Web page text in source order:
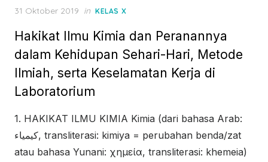
Posted
31 Oktober 2019 in KELAS X
Hakikat Ilmu Kimia dan Peranannya
dalam Kehidupan Sehari-Hari, Metode
Ilmiah, serta Keselamatan Kerja di
Laboratorium
1. HAKIKAT ILMU KIMIA Kimia (dari bahasa Arab:
كيمياء, transliterasi: kimiya = perubahan benda/zat
atau bahasa Yunani: χημεία, transliterasi: khemeia)